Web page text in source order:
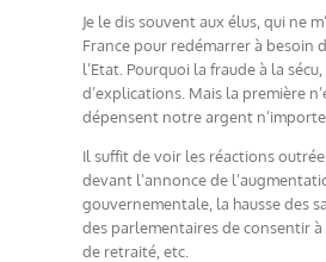
Je le dis souvent aux élus, qui ne
France pour redémarrer à besoin
l’Etat. Pourquoi la fraude à la
d’explications. Mais la première
dépensent notre argent
Il suffit de voir les réactions
devant l’annonce de
gouvernementale, la hausse des
des parlementaires de consentir
de retraité, etc.